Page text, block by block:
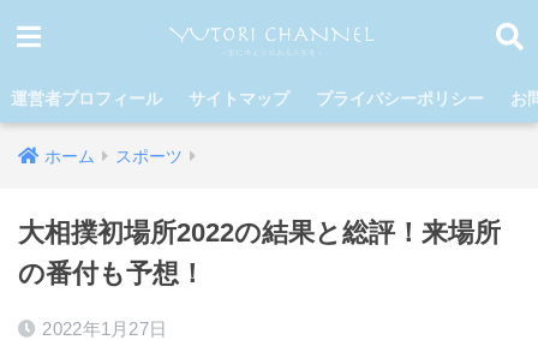
運営者プロフィール サイトマップ プライバシーポリシー お
ホーム スポーツ
大相撲初場所2022の結果と総評！来場所
の番付も予想！
2022年1月27日